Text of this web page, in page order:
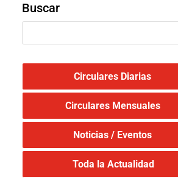
Buscar
Circulares Diarias
Circulares Mensuales
Noticias / Eventos
Toda la Actualidad